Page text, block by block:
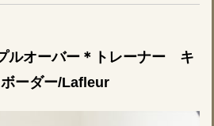
ルオーバー＊トレーナー キ
ボーダー/Lafleur